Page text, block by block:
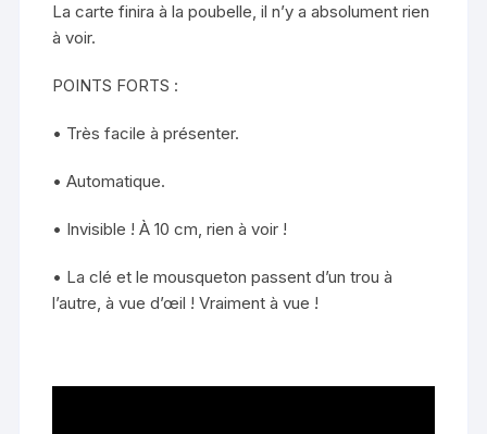
La carte finira à la poubelle, il n’y a absolument rien
à voir.
POINTS FORTS :
• Très facile à présenter.
• Automatique.
• Invisible ! À 10 cm, rien à voir !
• La clé et le mousqueton passent d’un trou à
l’autre, à vue d’œil ! Vraiment à vue !